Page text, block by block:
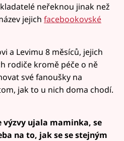
neřeknou jinak než
jejich facebookovské
a Levimu 8 měsíců, jejich
rodiče kromě péče o ně
své fanoušky na
jak to u nich doma chodí.
výzvy ujala maminka, se
na to, jak se se stejným